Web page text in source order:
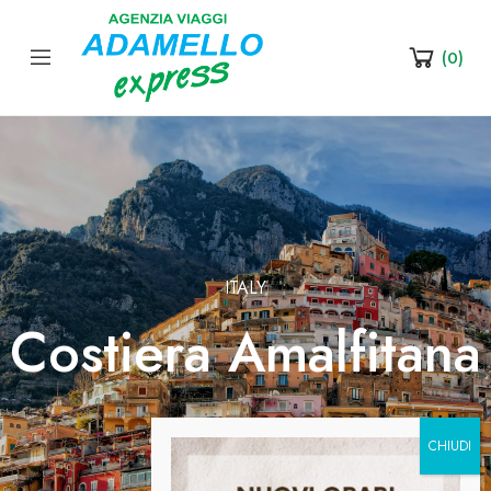
(0)
ITALY
Costiera Amalfitana